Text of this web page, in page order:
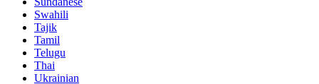
Swahili
Tajik
Tamil
Telugu
Thai
Ukrainian